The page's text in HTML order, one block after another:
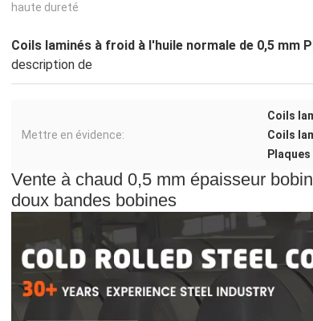
haute dureté
Coils laminés à froid à l'huile normale de 0,5 mm
description de
Mettre en évidence:
Coils
Coils
Vente à chaud 0,5 mm épaisseur
doux bandes bobines